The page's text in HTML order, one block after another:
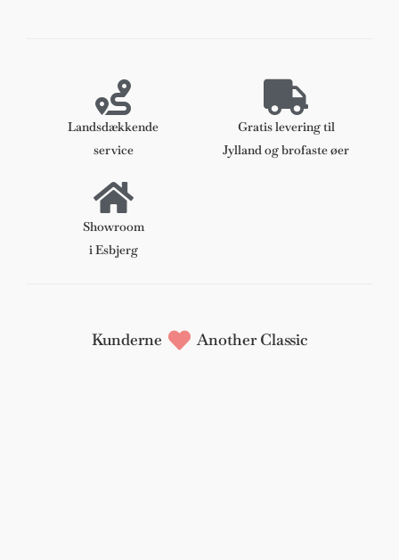
Landsdækkende
service
Gratis levering til
Jylland og brofaste øer
Showroom
i Esbjerg
Kunderne Another Classic